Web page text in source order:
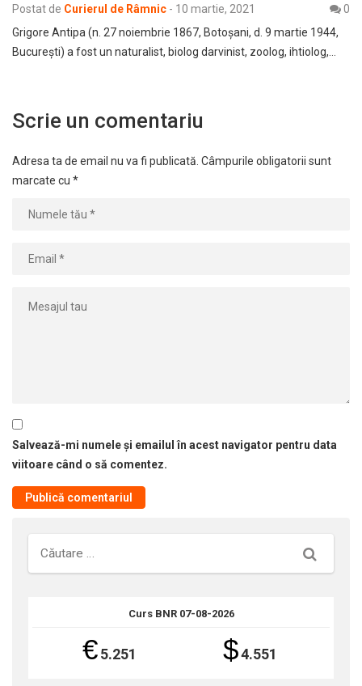
Postat de Curierul de Râmnic - 10 martie, 2021
0
Grigore Antipa (n. 27 noiembrie 1867, Botoșani, d. 9 martie 1944,
București) a fost un naturalist, biolog darvinist, zoolog, ihtiolog,…
Scrie un comentariu
Adresa ta de email nu va fi publicată. Câmpurile obligatorii sunt
marcate cu *
Salvează-mi numele și emailul în acest navigator pentru data
viitoare când o să comentez.
Căutare
Curs BNR 07-08-2026
€5.251 $4.551